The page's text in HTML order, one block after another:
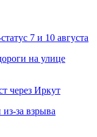
7 и 10 августа
на улице
через Иркут
за взрыва